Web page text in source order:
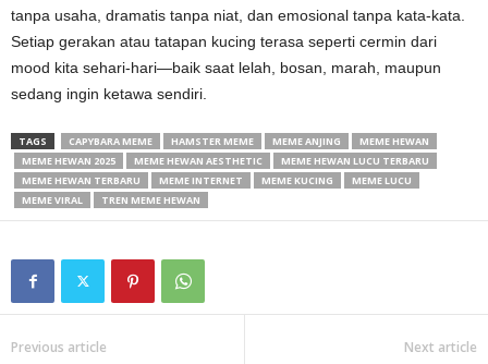
tanpa usaha, dramatis tanpa niat, dan emosional tanpa kata-kata.
Setiap gerakan atau tatapan kucing terasa seperti cermin dari
mood kita sehari-hari—baik saat lelah, bosan, marah, maupun
sedang ingin ketawa sendiri.
TAGS CAPYBARA MEME HAMSTER MEME MEME ANJING
MEME HEWAN
MEME HEWAN 2025
MEME HEWAN AESTHETIC
MEME HEWAN LUCU TERBARU
MEME HEWAN TERBARU
MEME INTERNET MEME KUCING
MEME LUCU
MEME VIRAL
TREN MEME HEWAN
Previous article Next article